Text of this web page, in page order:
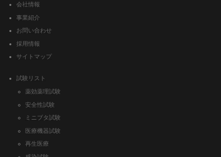
会社情報
事業紹介
お問い合わせ
採用情報
サイトマップ
試験リスト
薬効薬理試験
安全性試験
ミニブタ試験
医療機器試験
再生医療